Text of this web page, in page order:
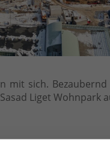
mit sich.
Liget Wohnpark